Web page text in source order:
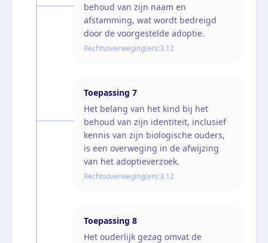
behoud van zijn naam en
afstamming, wat wordt bedreigd
door de voorgestelde adoptie.
Rechtsoverweging(en):3.12
Toepassing 7
Het belang van het kind bij het
behoud van zijn identiteit, inclusief
kennis van zijn biologische ouders,
is een overweging in de afwijzing
van het adoptieverzoek.
Rechtsoverweging(en):3.12
Toepassing 8
Het ouderlijk gezag omvat de